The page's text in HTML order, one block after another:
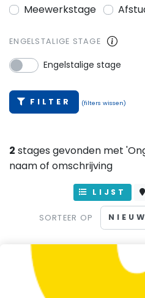
Meewerkstage
ENGELSTALIGE STAGE
Engelstalige stage
FILTER (filters wissen)
2 stages gevonden met
naam of omschrijving
LIJST
SORTEER OP